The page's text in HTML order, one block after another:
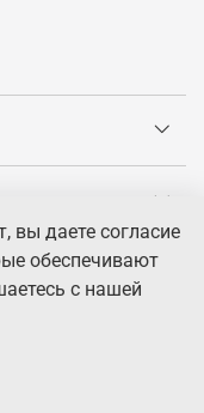
характер и не
вы даете согласие
обеспечивают
с нашей